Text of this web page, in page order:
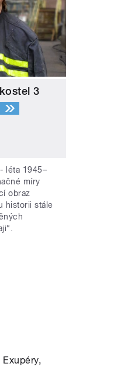
3
léta 1945–
míry
obraz
historii stále
Exupéry,